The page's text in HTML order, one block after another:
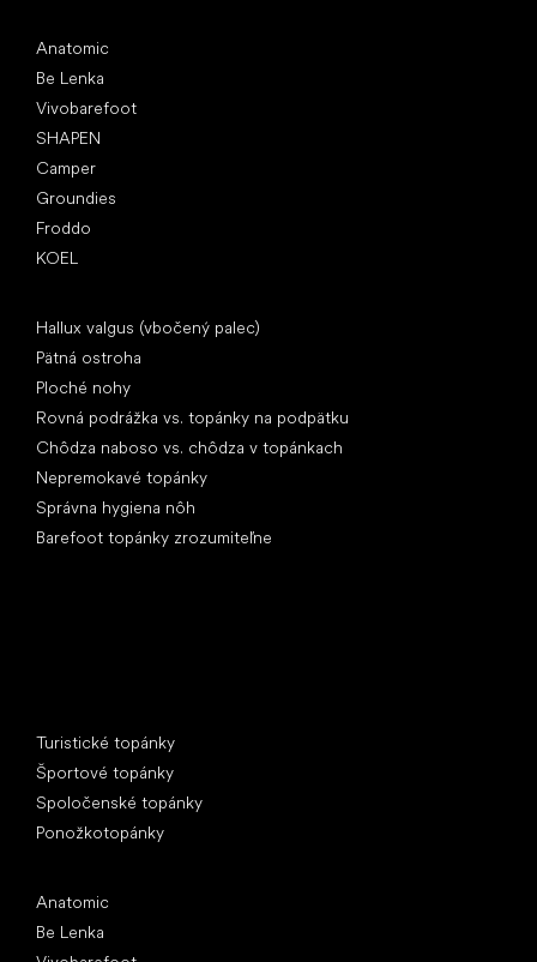
Anatomic
Be Lenka
Vivobarefoot
SHAPEN
Camper
Groundies
Froddo
KOEL
Hallux valgus (vbočený palec)
Pätná ostroha
Ploché nohy
Rovná podrážka vs. topánky na podpätku
Chôdza naboso vs. chôdza v topánkach
Nepremokavé topánky
Správna hygiena nôh
Barefoot topánky zrozumiteľne
Turistické topánky
Športové topánky
Spoločenské topánky
Ponožkotopánky
Anatomic
Be Lenka